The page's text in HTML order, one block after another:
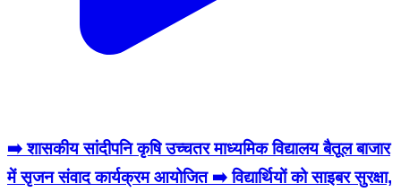
➡️ शासकीय सांदीपनि कृषि उच्चतर माध्यमिक विद्यालय बैतूल बाजार
में सृजन संवाद कार्यक्रम आयोजित ➡️ विद्यार्थियों को साइबर सुरक्षा,